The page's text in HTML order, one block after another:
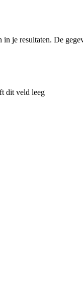
je resultaten. De
dit veld leeg